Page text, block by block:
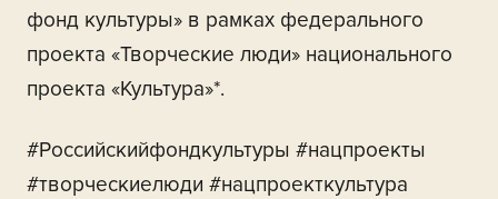
фонд культуры» в рамках федерального
проекта «Творческие люди» национального
проекта «Культура»*.
#Российскийфондкультуры #нацпроекты
#творческиелюди #нацпроекткультура